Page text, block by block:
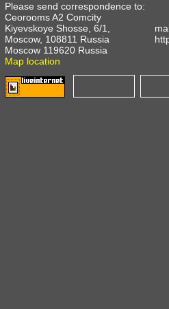
Please send correspondence to:
Ceorooms A2 Comcity
Kiyevskoye Shosse, 6/1,
Moscow, 108811 Russia
Moscow 119620 Russia
Map location